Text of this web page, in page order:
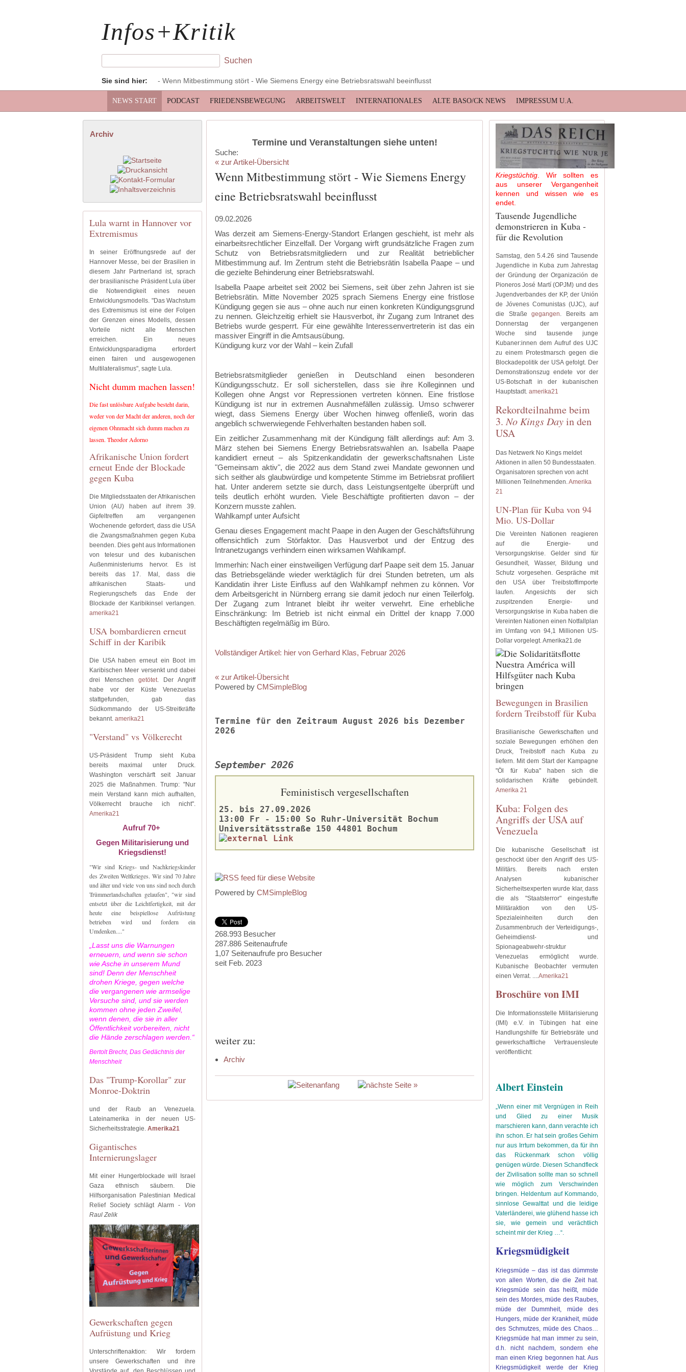
Infos+Kritik
Sie sind hier: - Wenn Mitbestimmung stört - Wie Siemens Energy eine Betriebsratswahl beeinflusst
NEWS START PODCAST FRIEDENSBEWEGUNG ARBEITSWELT INTERNATIONALES ALTE BASO/CK NEWS IMPRESSUM U.A.
Archiv
Lula warnt in Hannover vor
Extremismus
In seiner Eröffnungsrede auf der
Hannover Messe, bei der Brasilien in
diesem Jahr Partnerland ist, sprach
der brasilianische Präsident Lula über
die Notwendigkeit eines neuen
Entwicklungsmodells. "Das Wachstum
des Extremismus ist eine der Folgen
der Grenzen eines Modells, dessen
Vorteile nicht alle Menschen
erreichen. Ein neues
Entwicklungsparadigma erfordert
einen fairen und ausgewogenen
Multilateralismus", sagte Lula.
Nicht dumm machen lassen!
Die fast unlösbare Aufgabe besteht darin,
weder von der Macht der anderen, noch der
eigenen Ohnmacht sich dumm machen zu
lassen. Theodor Adorno
Afrikanische Union fordert
erneut Ende der Blockade
gegen Kuba
Die Mitgliedsstaaten der Afrikanischen
Union (AU) haben auf ihrem 39.
Gipfeltreffen am vergangenen
Wochenende gefordert, dass die USA
die Zwangsmaßnahmen gegen Kuba
beenden. Dies geht aus Informationen
von telesur und des kubanischen
Außenministeriums hervor. Es ist
bereits das 17. Mal, dass die
afrikanischen Staats- und
Regierungschefs das Ende der
Blockade der Karibikinsel verlangen.
amerika21
USA bombardieren erneut
Schiff in der Karibik
Die USA haben erneut ein Boot im
Karibischen Meer versenkt und dabei
drei Menschen getötet. Der Angriff
habe vor der Küste Venezuelas
stattgefunden, gab das
Südkommando der US-Streitkräfte
bekannt. amerika21
"Verstand" vs Völkerecht
US-Präsident Trump sieht Kuba
bereits maximal unter Druck.
Washington verschärft seit Januar
2025 die Maßnahmen. Trump: "Nur
mein Verstand kann mich aufhalten,
Völkerrecht brauche ich nicht".
Amerika21
Aufruf 70+
Gegen Militarisierung und
Kriegsdienst!
"Wir sind Kriegs- und Nachkriegskinder
des Zweiten Weltkrieges. Wir sind 70 Jahre
und älter und viele von uns sind noch durch
Trümmerlandschaften gelaufen", "wir sind
entsetzt über die Leichtfertigkeit, mit der
heute eine beispiellose Aufrüstung
betrieben wird und fordern ein
Umdenken...."
„Lasst uns die Warnungen
erneuern, und wenn sie schon
wie Asche in unserem Mund
sind! Denn der Menschheit
drohen Kriege, gegen welche
die vergangenen wie armselige
Versuche sind, und sie werden
kommen ohne jeden Zweifel,
wenn denen, die sie in aller
Öffentlichkeit vorbereiten, nicht
die Hände zerschlagen werden.“
Bertolt Brecht, Das Gedächtnis der
Menschheit
Das "Trump-Korollar" zur
Monroe-Doktrin
und der Raub an Venezuela.
Lateinamerika in der neuen US-
Sicherheitsstrategie. Amerika21
Gigantisches
Internierungslager
Mit einer Hungerblockade will Israel
Gaza ethnisch säubern. Die
Hilfsorganisation Palestinian Medical
Relief Society schlägt Alarm - Von
Raul Zelik
Gewerkschaften gegen
Aufrüstung und Krieg
Unterschriftenaktion: Wir fordern
unsere Gewerkschaften und ihre
Termine und Veranstaltungen siehe unten!
Suche:
« zur Artikel-Übersicht
Wenn Mitbestimmung stört - Wie Siemens Energy
eine Betriebsratswahl beeinflusst
09.02.2026
Was derzeit am Siemens-Energy-Standort Erlangen geschieht, ist mehr als
einarbeitsrechtlicher Einzelfall. Der Vorgang wirft grundsätzliche Fragen zum
Schutz von Betriebsratsmitgliedern und zur Realität betrieblicher
Mitbestimmung auf. Im Zentrum steht die Betriebsrätin Isabella Paape – und
die gezielte Behinderung einer Betriebsratswahl.
Isabella Paape arbeitet seit 2002 bei Siemens, seit über zehn Jahren ist sie
Betriebsrätin. Mitte November 2025 sprach Siemens Energy eine fristlose
Kündigung gegen sie aus – ohne auch nur einen konkreten Kündigungsgrund
zu nennen. Gleichzeitig erhielt sie Hausverbot, ihr Zugang zum Intranet des
Betriebs wurde gesperrt. Für eine gewählte Interessenvertreterin ist das ein
massiver Eingriff in die Amtsausübung.
Kündigung kurz vor der Wahl – kein Zufall
Betriebsratsmitglieder genießen in Deutschland einen besonderen
Kündigungsschutz. Er soll sicherstellen, dass sie ihre Kolleginnen und
Kollegen ohne Angst vor Repressionen vertreten können. Eine fristlose
Kündigung ist nur in extremen Ausnahmefällen zulässig. Umso schwerer
wiegt, dass Siemens Energy über Wochen hinweg offenließ, worin das
angeblich schwerwiegende Fehlverhalten bestanden haben soll.
Ein zeitlicher Zusammenhang mit der Kündigung fällt allerdings auf: Am 3.
März stehen bei Siemens Energy Betriebsratswahlen an. Isabella Paape
kandidiert erneut – als Spitzenkandidatin der gewerkschaftsnahen Liste
"Gemeinsam aktiv", die 2022 aus dem Stand zwei Mandate gewonnen und
sich seither als glaubwürdige und kompetente Stimme im Betriebsrat profiliert
hat. Unter anderem setzte sie durch, dass Leistungsentgelte überprüft und
teils deutlich erhöht wurden. Viele Beschäftigte profitierten davon – der
Konzern musste zahlen.
Wahlkampf unter Aufsicht
Genau dieses Engagement macht Paape in den Augen der Geschäftsführung
offensichtlich zum Störfaktor. Das Hausverbot und der Entzug des
Intranetzugangs verhindern einen wirksamen Wahlkampf.
Immerhin: Nach einer einstweiligen Verfügung darf Paape seit dem 15. Januar
das Betriebsgelände wieder werktäglich für drei Stunden betreten, um als
Kandidatin ihrer Liste Einfluss auf den Wahlkampf nehmen zu können. Vor
dem Arbeitsgericht in Nürnberg errang sie damit jedoch nur einen Teilerfolg.
Der Zugang zum Intranet bleibt ihr weiter verwehrt. Eine erhebliche
Einschränkung: Im Betrieb ist nicht einmal ein Drittel der knapp 7.000
Beschäftigten regelmäßig im Büro.
Vollständiger Artikel: hier von Gerhard Klas, Februar 2026
« zur Artikel-Übersicht
Powered by CMSimpleBlog
Termine für den Zeitraum August 2026 bis Dezember
2026
September 2026
Feministisch vergesellschaften
25. bis 27.09.2026
13:00 Fr - 15:00 So Ruhr-Universität Bochum
Universitätsstraße 150 44801 Bochum
Powered by CMSimpleBlog
268.993 Besucher
287.886 Seitenaufrufe
1,07 Seitenaufrufe pro Besucher
seit Feb. 2023
weiter zu:
Archiv
Kriegstüchtig . Wir sollten es
aus unserer Vergangenheit
kennen und wissen wie es
endet.
Tausende Jugendliche
demonstrieren in Kuba -
für die Revolution
Samstag, den 5.4.26 sind Tausende
Jugendliche in Kuba zum Jahrestag
der Gründung der Organización de
Pioneros José Martí (OPJM) und des
Jugendverbandes der KP, der Unión
de Jóvenes Comunistas (UJC), auf
die Straße gegangen.
Bereits am
Donnerstag der vergangenen
Woche sind tausende junge
Kubaner:innen dem Aufruf des UJC
zu einem Protestmarsch gegen die
Blockadepolitik der USA gefolgt. Der
Demonstrationszug endete vor der
US-Botschaft in der kubanischen
Hauptstadt. amerika21
Rekordteilnahme beim
3.No Kings Dayin den
USA
Das Netzwerk No Kings meldet
Aktionen in allen 50 Bundesstaaten.
Organisatoren sprechen von acht
Millionen Teilnehmenden.Amerika
21
UN-Plan für Kuba von 94
Mio. US-Dollar
Die Vereinten Nationen reagieren
auf die Energie- und
Versorgungskrise. Gelder sind für
Gesundheit, Wasser, Bildung und
Schutz vorgesehen. Gespräche mit
den USA über Treibstoffimporte
laufen. Angesichts der sich
zuspitzenden Energie- und
Versorgungskrise in Kuba haben die
Vereinten Nationen einen Notfallplan
im Umfang von 94,1 Millionen US-
Dollar vorgelegt. Amerika21.de
Bewegungen in Brasilien
fordern Treibstoff für Kuba
Brasilianische Gewerkschaften und
soziale Bewegungen erhöhen den
Druck, Treibstoff nach Kuba zu
liefern. Mit dem Start der Kampagne
"Öl für Kuba" haben sich die
solidarischen Kräfte gebündelt.
Amerika 21
Kuba: Folgen des
Angriffs der USA auf
Venezuela
Die kubanische Gesellschaft ist
geschockt über den Angriff des US-
Militärs. Bereits nach ersten
Analysen kubanischer
Sicherheitsexperten wurde klar, dass
die als "Staatsterror" eingestufte
Militäraktion von den US-
Spezialeinheiten durch den
Zusammenbruch der Verteidigungs-,
Geheimdienst- und
Spionageabwehr-struktur
Venezuelas ermöglicht wurde.
Kubanische Beobachter vermuten
einen Verrat. ....Amerika21
Broschüre von IMI
Die Informationsstelle Militarisierung
(IMI) e.V. in Tübingen hat eine
Handlungshilfe für Betriebsräte und
gewerkschaftliche Vertrauensleute
veröffentlicht:
Albert Einstein
„Wenn einer mit Vergnügen in Reih
und Glied zu einer Musik
marschieren kann, dann verachte ich
ihn schon. Er hat sein großes Gehirn
nur aus Irrtum bekommen, da für ihn
das Rückenmark schon völlig
genügen würde. Diesen Schandfleck
der Zivilisation sollte man so schnell
wie möglich zum Verschwinden
bringen. Heldentum auf Kommando,
sinnlose Gewalttat und die leidige
Vaterländerei, wie glühend hasse ich
sie, wie gemein und verächtlich
scheint mir der Krieg …“.
Kriegsmüdigkeit
Kriegsmüde – das ist das dümmste
von allen Worten, die die Zeit hat.
Kriegsmüde sein das heißt, müde
sein des Mordes, müde des Raubes,
müde der Dummheit, müde des
Hungers, müde der Krankheit, müde
des Schmutzes, müde des Chaos…
Kriegsmüde hat man immer zu sein,
d.h. nicht nachdem, sondern ehe
man einen Krieg begonnen hat. Aus
Kriegsmüdigkeit werde der Krieg